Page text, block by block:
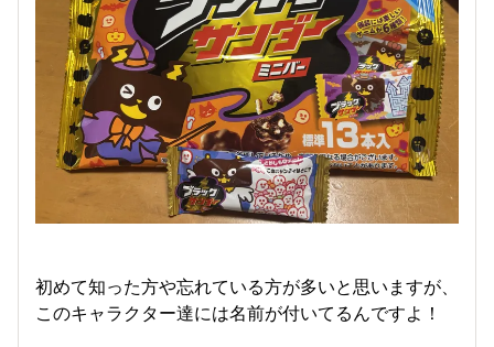
初めて知った方や忘れている方が多いと思いますが、
このキャラクター達には名前が付いてるんですよ！